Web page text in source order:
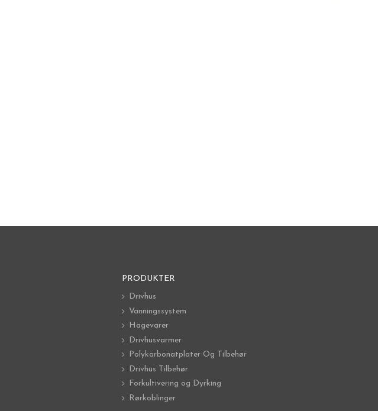
PRODUKTER
Drivhus
Vanningssystem
Hagevarer
Drivhusvarmer
Polykarbonatplater Og Tilbehør
Drivhus Tilbehør
Forkultivering og Dyrking
Rørkoblinger